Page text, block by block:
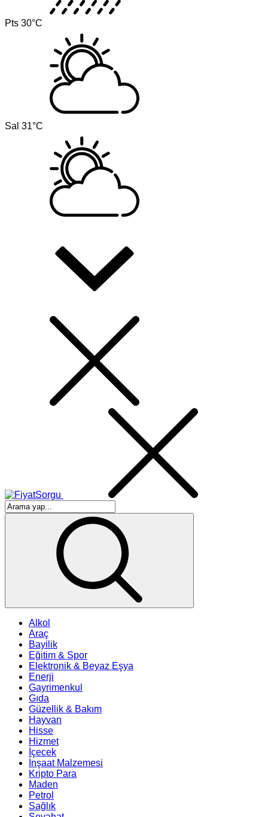
Pts 30°C
Sal 31°C
Alkol
Araç
Bayilik
Eğitim & Spor
Elektronik & Beyaz Eşya
Enerji
Gayrimenkul
Gıda
Güzellik & Bakım
Hayvan
Hisse
Hizmet
İçecek
İnşaat Malzemesi
Kripto Para
Maden
Petrol
Sağlık